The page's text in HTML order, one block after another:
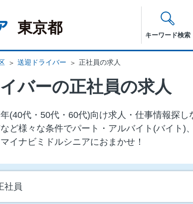
東京都 キーワード検索
送迎ドライバー 正社員の求人
バーの正社員の求人
(40代・50代・60代)向け求⼈・仕事情報探
ど様々な条件でパート・アルバイト(バイト)
イナビミドルシニアにおまかせ！
社員